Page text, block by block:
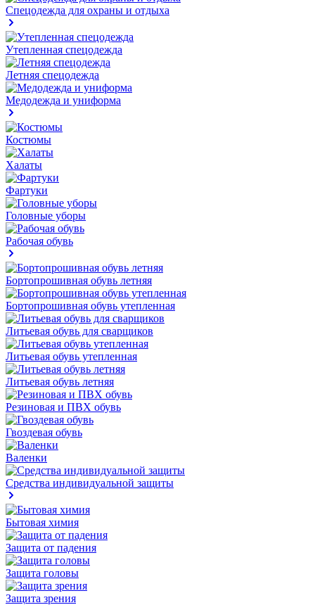
Спецодежда для охраны и отдыха
Утепленная спецодежда
Летняя спецодежда
Медодежда и униформа
Костюмы
Халаты
Фартуки
Головные уборы
Рабочая обувь
Бортопрошивная обувь летняя
Бортопрошивная обувь утепленная
Литьевая обувь для сварщиков
Литьевая обувь утепленная
Литьевая обувь летняя
Резиновая и ПВХ обувь
Гвоздевая обувь
Валенки
Средства индивидуальной защиты
Бытовая химия
Защита от падения
Защита головы
Защита зрения